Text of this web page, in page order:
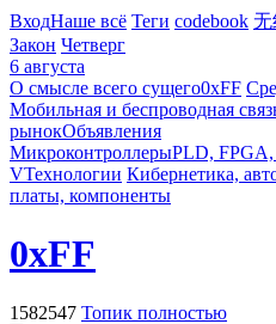
ВходНаше всё Теги codebook 无
Закон Четверг
6 августа
О смысле всего сущего0xFF
Мобильная и беспроводная
рынокОбъявления
МикроконтроллерыPLD, FPGA,
VТехнологии Кибернетика,
платы, компоненты
0xFF
1582547 Топик полностью